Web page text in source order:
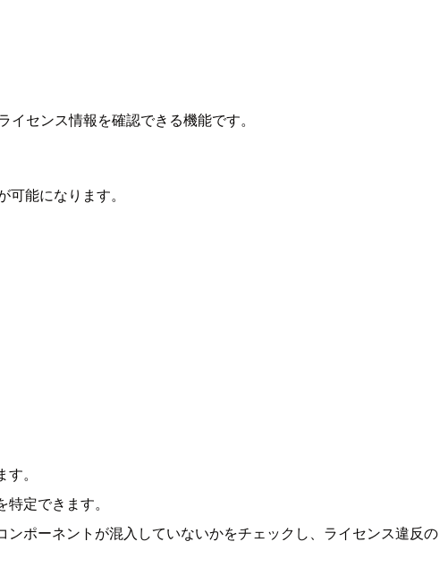
センス情報を確認できる機能です。
能になります。
。
定できます。
ポーネントが混入していないかをチェックし、ライセンス違反の